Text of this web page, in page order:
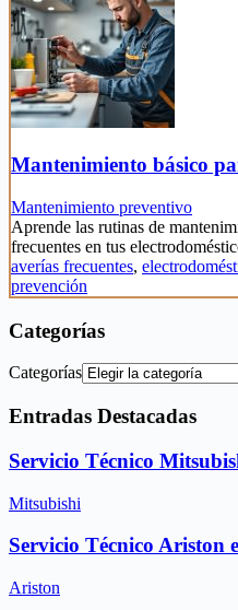
Mantenimiento básico
Mantenimiento preventivo
Aprende las rutinas de
frecuentes en tus
averías frecuentes,
prevención
Categorías
Categorías
Entradas Destacadas
Servicio Técnico
Mitsubishi
Servicio Técnico Ariston
Ariston